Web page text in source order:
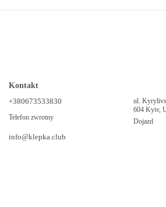
Kontakt
+380673533830
Telefon zwrotny
info@klepka.club
ul.
604 Kyiv,
Dojazd